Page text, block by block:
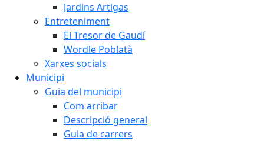
Jardins Artigas
Entreteniment
El Tresor de Gaudí
Wordle Poblatà
Xarxes socials
Municipi
Guia del municipi
Com arribar
Descripció general
Guia de carrers